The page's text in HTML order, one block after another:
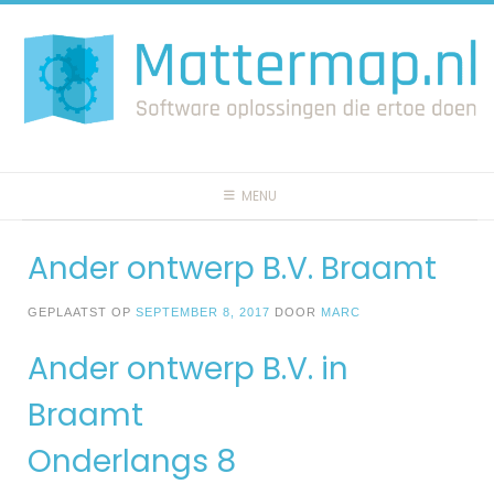
naar
inhoud
MENU
Ander ontwerp B.V. Braamt
GEPLAATST OP SEPTEMBER 8, 2017 DOOR MARC
Ander ontwerp B.V. in
Braamt
Onderlangs 8